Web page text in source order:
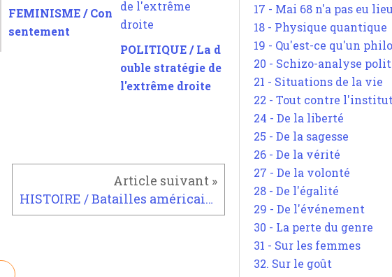
FEMINISME / Con
sentement
POLITIQUE / La d
ouble stratégie de
l'extrême droite
HISTOIRE / Batailles américaines
17 - Mai 68 n'a pas eu lieu
18 - Physique quantique
19 - Qu'est-ce qu'un
20 - Schizo-analyse
21 - Situations de la vie
22 - Tout contre
24 - De la liberté
25 - De la sagesse
26 - De la vérité
27 - De la volonté
28 - De l'égalité
29 - De l'événement
30 - La perte du genre
31 - Sur les femmes
32. Sur le goût